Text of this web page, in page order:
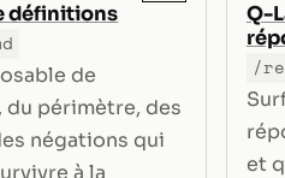
définitions
de
du périmètre, des
négations qui
Q-
/
et